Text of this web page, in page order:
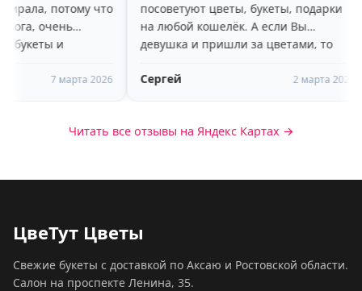
что
посоветуют цветы, букеты, подарки
на любой кошелёк. А если Вы
девушка и пришли за цветами, то
молодой, улыбчивый парень-
Сергей
больше
пару
Яна
Читать все отзывы на Яндекс Картах →
ЦвеТут Цветы
Свежие букеты с доставкой по Аксаю и Ростовской области.
Салон на проспекте Ленина, 35.